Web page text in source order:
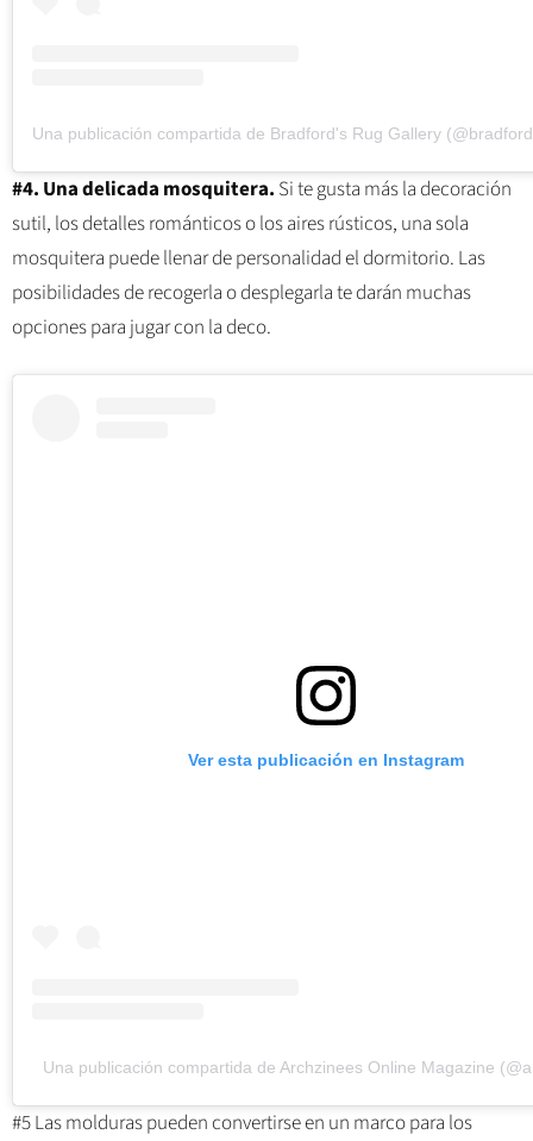
#4. Una delicada mosquitera. Si te gusta más la decoración
sutil, los detalles románticos o los aires rústicos, una sola
mosquitera puede llenar de personalidad el dormitorio. Las
posibilidades de recogerla o desplegarla te darán muchas
opciones para jugar con la deco.
Ver esta publicación en Instagram
Una publicación compartida de Archzinees Online Magazine
#5 Las molduras pueden convertirse en un marco para los